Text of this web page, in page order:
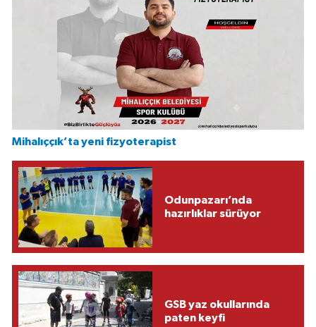
Mihalıççık’ta yeni fizyoterapist
Odunpazarı’nda
hazırlıklar sürüyor
GSB yaz okullarında
paten keyfi